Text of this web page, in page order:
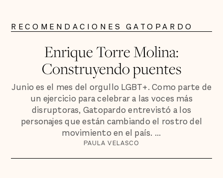
RECOMENDACIONES GATOPARDO
Enrique Torre Molina:
Construyendo puentes
Junio es el mes del orgullo LGBT+. Como parte de
un ejercicio para celebrar a las voces más
disruptoras, Gatopardo entrevistó a los
personajes que están cambiando el rostro del
movimiento en el país. ...
PAULA VELASCO